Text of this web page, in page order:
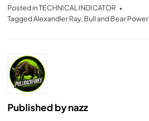
Posted inTECHNICAL INDICATOR
TaggedAlexandler Ray, Bull and Bear Power
Published bynazz